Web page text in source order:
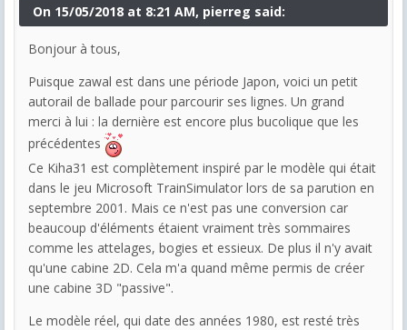
On 15/05/2018 at 8:21 AM, pierreg said:
Bonjour à tous,
Puisque zawal est dans une période Japon, voici un petit
autorail de ballade pour parcourir ses lignes. Un grand
merci à lui : la dernière est encore plus bucolique que les
précédentes
Ce Kiha31 est complètement inspiré par le modèle qui était
dans le jeu Microsoft TrainSimulator lors de sa parution en
septembre 2001. Mais ce n'est pas une conversion car
beaucoup d'éléments étaient vraiment très sommaires
comme les attelages, bogies et essieux. De plus il n'y avait
qu'une cabine 2D. Cela m'a quand même permis de créer
une cabine 3D "passive".
Le modèle réel, qui date des années 1980, est resté très